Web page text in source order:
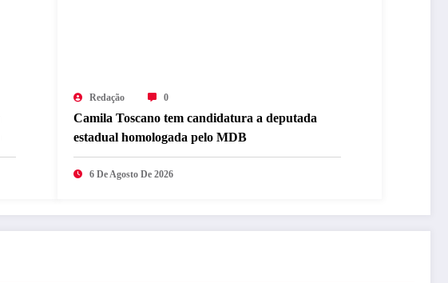
Redação 0
Camila Toscano tem candidatura a deputada
estadual homologada pelo MDB
6 De Agosto De 2026